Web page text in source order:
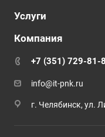
Услуги
Компания
+7 (351) 729-81-
info@it-pnk.ru
г. Челябинск, ул.